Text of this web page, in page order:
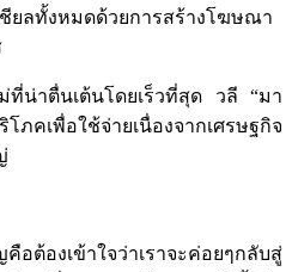
ยลทั้งหมดด้วยการสร้างโฆษณา
น่าตื่นเต้นโดยเร็วที่สุด วลี “มา
ภคเพื่อใช้จ่ายเนื่องจากเศรษฐกิจ
อต้องเข้าใจว่าเราจะค่อยๆกลับสู่